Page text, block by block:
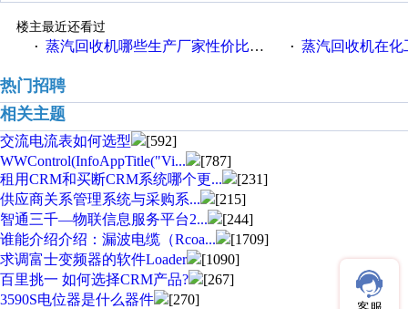
楼主最近还看过
· 蒸汽回收机哪些生产厂家性价比高一些 · 蒸汽回收机在化
热门招聘
相关主题
交流电流表如何选型
[592]
WWControl(InfoAppTitle("Vi...
[787]
租用CRM和买断CRM系统哪个更...
[231]
供应商关系管理系统与采购系...
[215]
智通三千—物联信息服务平台2...
[244]
谁能介绍介绍：漏波电缆（Rcoa...
[1709]
求调富士变频器的软件Loader
[1090]
百里挑一 如何选择CRM产品?
[267]
3590S电位器是什么器件
[270]